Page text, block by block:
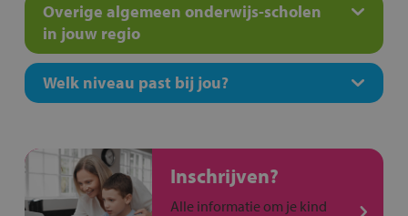
Overige algemeen onderwijs-scholen
in jouw regio
Welk niveau past bij jou?
Inschrijven?
Alle informatie om je kind